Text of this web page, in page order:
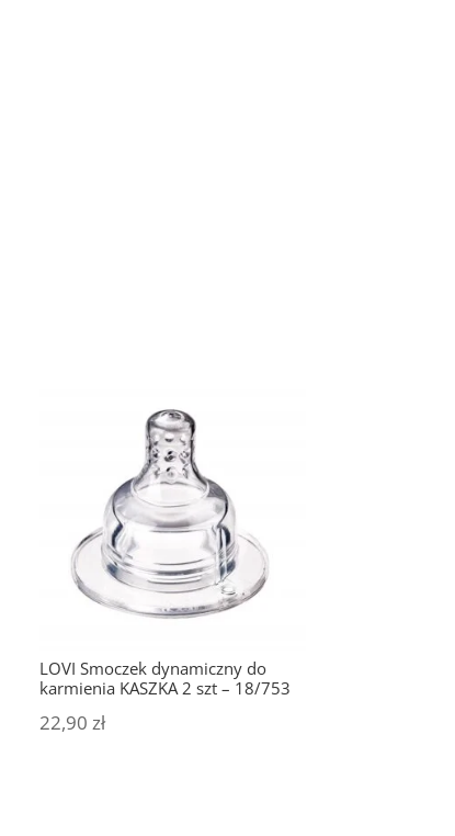
LOVI Smoczek dynamiczny do
karmienia KASZKA 2 szt – 18/753
22,90 zł